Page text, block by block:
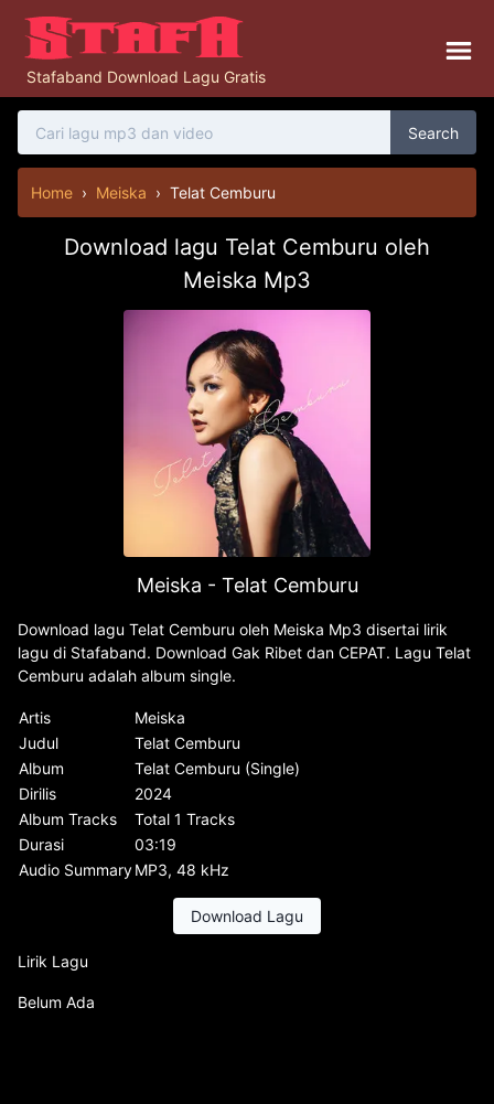
Stafaband Download Lagu Gratis
Search
Home › Meiska › Telat Cemburu
Download lagu Telat Cemburu oleh
Meiska Mp3
Meiska - Telat Cemburu
Download lagu Telat Cemburu oleh Meiska Mp3 disertai lirik
lagu di Stafaband. Download Gak Ribet dan CEPAT. Lagu Telat
Cemburu adalah album single.
Artis
Meiska
Judul
Telat Cemburu
Album
Telat Cemburu (Single)
Dirilis
2024
Album Tracks
Total 1 Tracks
Durasi
03:19
Audio SummaryMP3, 48 kHz
Download Lagu
Lirik Lagu
Belum Ada